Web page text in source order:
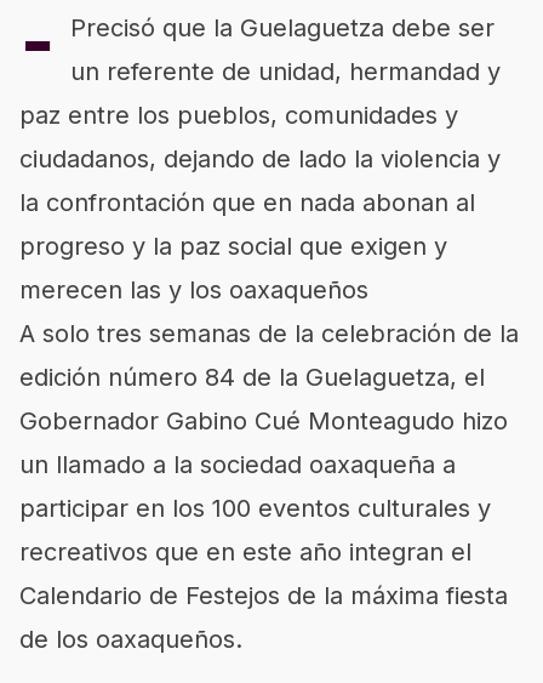
-
Precisó que la Guelaguetza debe ser
un referente de unidad, hermandad y
paz entre los pueblos, comunidades y
ciudadanos, dejando de lado la violencia y
la confrontación que en nada abonan al
progreso y la paz social que exigen y
merecen las y los oaxaqueños
A solo tres semanas de la celebración de la
edición número 84 de la Guelaguetza, el
Gobernador Gabino Cué Monteagudo hizo
un llamado a la sociedad oaxaqueña a
participar en los 100 eventos culturales y
recreativos que en este año integran el
Calendario de Festejos de la máxima fiesta
de los oaxaqueños.